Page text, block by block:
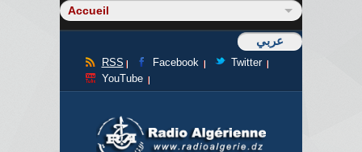
عربي
RSS Facebook
Twitter
YouTube